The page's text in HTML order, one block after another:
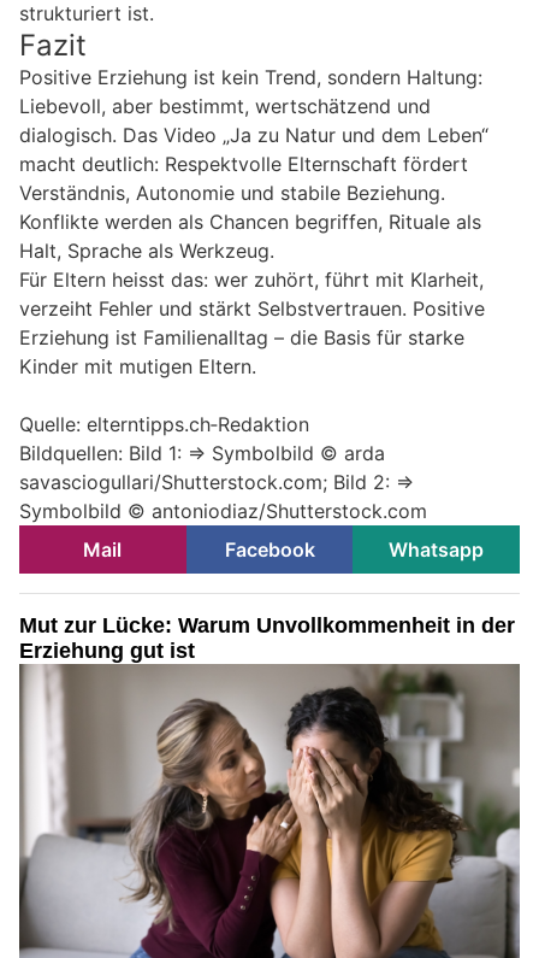
strukturiert ist.
Fazit
Positive Erziehung ist kein Trend, sondern Haltung:
Liebevoll, aber bestimmt, wertschätzend und
dialogisch. Das Video „Ja zu Natur und dem Leben“
macht deutlich: Respektvolle Elternschaft fördert
Verständnis, Autonomie und stabile Beziehung.
Konflikte werden als Chancen begriffen, Rituale als
Halt, Sprache als Werkzeug.
Für Eltern heisst das: wer zuhört, führt mit Klarheit,
verzeiht Fehler und stärkt Selbstvertrauen. Positive
Erziehung ist Familienalltag – die Basis für starke
Kinder mit mutigen Eltern.
Quelle: elterntipps.ch‑Redaktion
Bildquellen: Bild 1: => Symbolbild © arda
savasciogullari/Shutterstock.com; Bild 2: =>
Symbolbild © antoniodiaz/Shutterstock.com
Mail
Facebook Whatsapp
Mut zur Lücke: Warum Unvollkommenheit in der
Erziehung gut ist